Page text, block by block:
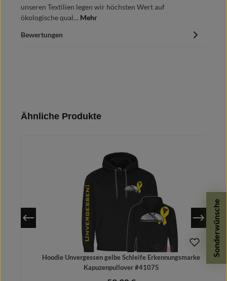
Sonderwünsche
unseren Textilien legen wir höchsten Wert auf
ökologische qual… Mehr
Bewertungen
Produktgalerie überspringen
Ähnliche Produkte
Hoodie Unvergessen gelbe Schleife Erkennungsmarke
Kapuzenpullover #41075